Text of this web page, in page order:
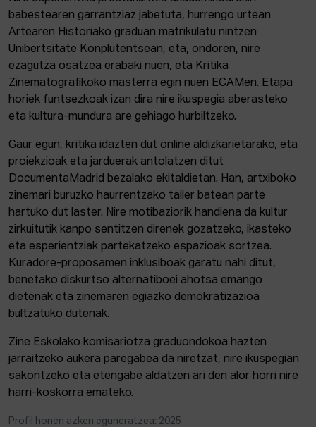
babestearen garrantziaz jabetuta, hurrengo urtean
Artearen Historiako graduan matrikulatu nintzen
Unibertsitate Konplutentsean, eta, ondoren, nire
ezagutza osatzea erabaki nuen, eta Kritika
Zinematografikoko masterra egin nuen ECAMen. Etapa
horiek funtsezkoak izan dira nire ikuspegia aberasteko
eta kultura-mundura are gehiago hurbiltzeko.
Gaur egun, kritika idazten dut online aldizkarietarako, eta
proiekzioak eta jarduerak antolatzen ditut
DocumentaMadrid bezalako ekitaldietan. Han, artxiboko
zinemari buruzko haurrentzako tailer batean parte
hartuko dut laster. Nire motibaziorik handiena da kultur
zirkuitutik kanpo sentitzen direnek gozatzeko, ikasteko
eta esperientziak partekatzeko espazioak sortzea.
Kuradore-proposamen inklusiboak garatu nahi ditut,
benetako diskurtso alternatiboei ahotsa emango
dietenak eta zinemaren egiazko demokratizazioa
bultzatuko dutenak.
Zine Eskolako komisariotza graduondokoa hazten
jarraitzeko aukera paregabea da niretzat, nire ikuspegian
sakontzeko eta etengabe aldatzen ari den alor horri nire
harri-koskorra emateko.
Profil honen azken eguneratzea: 2025